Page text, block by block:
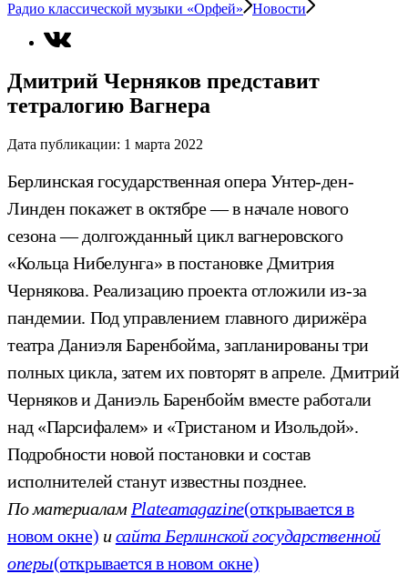
Радио классической музыки «Орфей» Новости
Дмитрий Черняков представит
тетралогию Вагнера
Дата публикации: 1 марта 2022
Берлинская государственная опера Унтер-ден-
Линден покажет в октябре — в начале нового
сезона — долгожданный цикл вагнеровского
«Кольца Нибелунга» в постановке Дмитрия
Чернякова. Реализацию проекта отложили из-за
пандемии. Под управлением главного дирижёра
театра Даниэля Баренбойма, запланированы три
полных цикла, затем их повторят в апреле. Дмитрий
Черняков и Даниэль Баренбойм вместе работали
над «Парсифалем» и «Тристаном и Изольдой».
Подробности новой постановки и состав
исполнителей станут известны позднее.
По материалам Plateamagazine(открывается в
новом окне) исайта Берлинской государственной
оперы(открывается в новом окне)